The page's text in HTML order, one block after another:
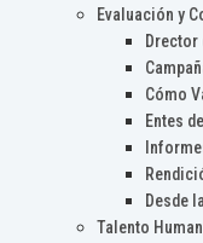
Evaluación y
Drector
Cómo
Entes
Desde
Talento